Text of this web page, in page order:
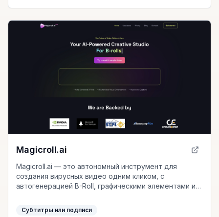
Magicroll.ai
Magicroll.ai — это автономный инструмент для
создания вирусных видео одним кликом, с
автогенерацией B-Roll, графическими элементами и
Субтитры или подписи